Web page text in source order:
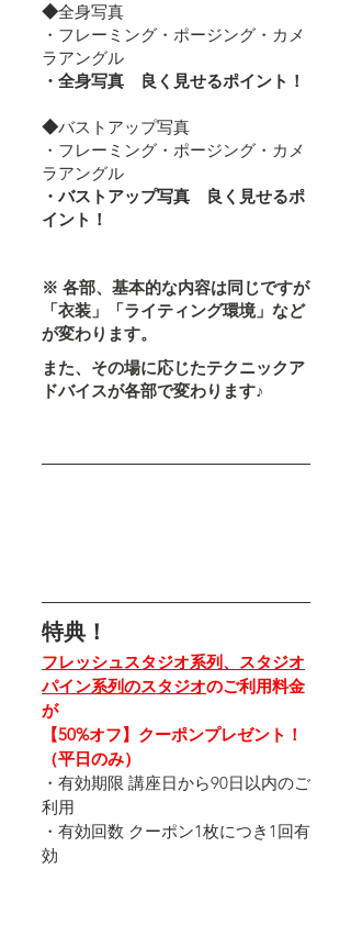
◆全身写真
・フレーミング・ポージング・カメ
ラアングル
・全身写真　良く見せるポイント！
◆バストアップ写真
・フレーミング・ポージング・カメ
ラアングル
・バストアップ写真　良く見せるポ
イント！
※ 各部、基本的な内容は同じですが
「衣装」「ライティング環境」など
が変わります。
また、その場に応じたテクニックア
ドバイスが各部で変わります♪
特典！
フレッシュスタジオ系列、スタジオ
パイン系列のスタジオのご利用料金
が
【50%オフ】クーポンプレゼント！
（平日のみ）
・有効期限 講座日から90日以内のご
利用
・有効回数 クーポン1枚につき1回有
効